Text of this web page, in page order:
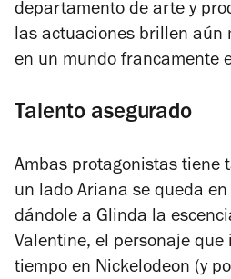
departamento de arte y
las actuaciones brillen aún
en un mundo francamente
Talento asegurado
Ambas protagonistas tiene
un lado Ariana se queda
dándole a Glinda la
Valentine, el personaje
tiempo en Nickelodeon (y